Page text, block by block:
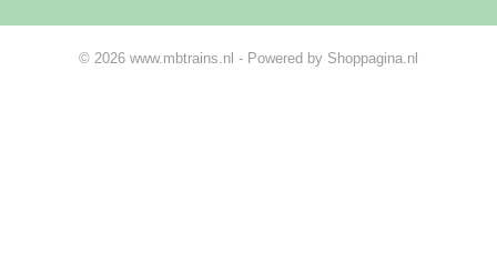
© 2026 www.mbtrains.nl - Powered by Shoppagina.nl